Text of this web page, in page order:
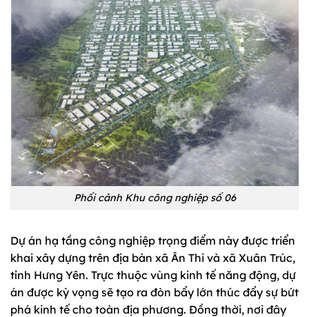
Phối cảnh Khu công nghiệp số 06
Dự án hạ tầng công nghiệp trọng điểm này được triển
khai xây dựng trên địa bàn xã Ân Thi và xã Xuân Trúc,
tỉnh Hưng Yên. Trực thuộc vùng kinh tế năng động, dự
án được kỳ vọng sẽ tạo ra đòn bẩy lớn thúc đẩy sự bứt
phá kinh tế cho toàn địa phương. Đồng thời, nơi đây